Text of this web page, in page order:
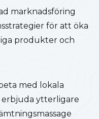
marknadsföring
för att öka
produkter och
med lokala
ytterligare